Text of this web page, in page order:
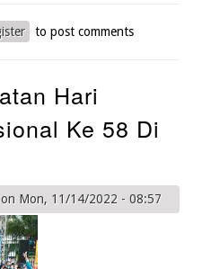
to post comments
Hari
Ke 58 Di
on Mon, 11/14/2022 - 08:57